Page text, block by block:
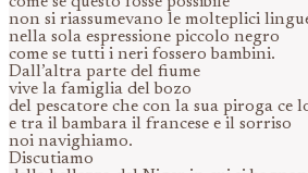
non si riassumevano le molteplici
nella sola espressione piccolo negro
come se tutti i neri fossero bambini.
Dall’altra parte del fiume
vive la famiglia del bozo
del pescatore che con la sua piroga ce
e tra il bambara il francese e il sorriso
noi navighiamo.
Discutiamo